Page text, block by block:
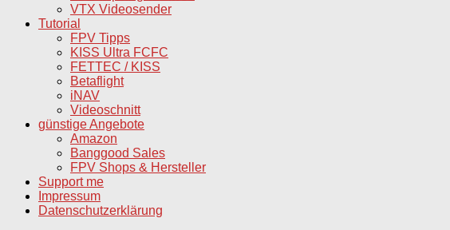
VTX Videosender
Tutorial
FPV Tipps
KISS Ultra FCFC
FETTEC / KISS
Betaflight
iNAV
Videoschnitt
günstige Angebote
Amazon
Banggood Sales
FPV Shops & Hersteller
Support me
Impressum
Datenschutzerklärung